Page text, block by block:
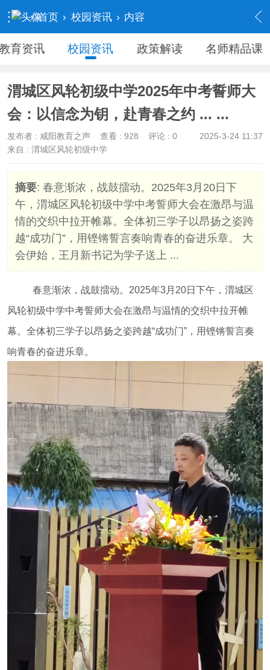
› 首页 › 校园资讯 › 内容
育资讯 校园资讯 政策解读 名师精品课
渭城区风轮初级中学2025年中考誓师大
会：以信念为钥，赴青春之约 ... ...
2025-3-24 11:37
发布者 : 咸阳教育之声 查看 : 928
评论 : 0
来自 : 渭城区风轮初级中学
摘要: 春意渐浓，战鼓擂动。2025年3月20日下
午，渭城区风轮初级中学中考誓师大会在激昂与温
情的交织中拉开帷幕。全体初三学子以昂扬之姿跨
越“成功门”，用铿锵誓言奏响青春的奋进乐章。 大
会伊始，王月新书记为学子送上 ...
春意渐浓，战鼓擂动。2025年3月20日下午，渭城区
风轮初级中学中考誓师大会在激昂与温情的交织中拉开帷
幕。全体初三学子以昂扬之姿跨越“成功门”，用铿锵誓言奏
响青春的奋进乐章。